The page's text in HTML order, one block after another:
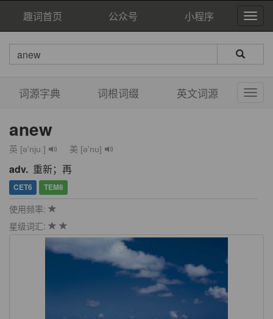
趣词首页 公众号 小程序
词源字典 词根词缀 英文词源
anew
英 [ə'njuː] 美 [ə'nʊ]
adv. 重新；再
CET6 TEM8
使用频率:
星级词汇: